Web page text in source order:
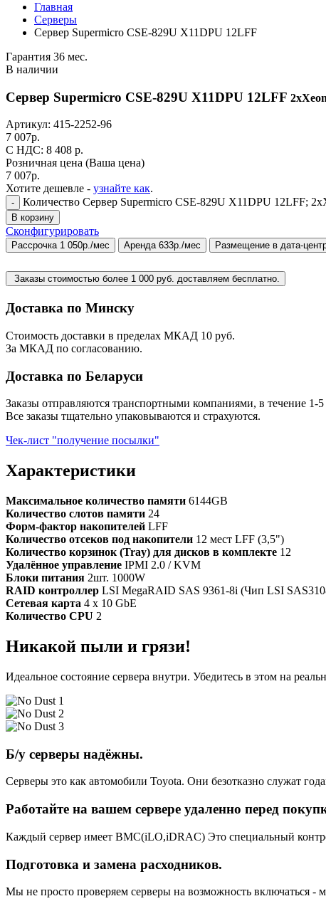
Главная
Серверы
Сервер Supermicro CSE-829U X11DPU 12LFF
Гарантия 36 мес.
В наличии
Сервер Supermicro CSE-829U X11DPU 12LFF
Артикул: 415-2252-96
7 007р.
C НДС: 8 408 р.
Розничная цена (Ваша цена)
7 007р.
Хотите дешевле - узнайте как.
- Количество Сервер Supermicro CSE-829U X11DPU 12LFF;
В корзину
Сконфигурировать
Рассрочка 1 050р./мес Аренда 633р./мес Размещение в дата-
Заказы стоимостью более 1 000 руб. доставляем бесплатно.
Доставка по Минску
Стоимость доставки в пределах МКАД 10 руб.
За МКАД по согласованию.
Доставка по Беларуси
Заказы отправляются транспортными компаниями, в течение 1-
Все заказы тщательно упаковываются и страхуются.
Чек-лист "получение посылки"
Характеристики
Максимальное количество памяти 6144GB
Количество слотов памяти 24
Форм-фактор накопителей LFF
Количество отсеков под накопители 12 мест LFF (3,5")
Количество корзинок (Tray) для дисков в комплекте 12
Удалённое управление IPMI 2.0 / KVM
Блоки питания 2шт. 1000W
RAID контроллер LSI MegaRAID SAS 9361-8i (Чип LSI
Сетевая карта 4 x 10 GbE
Количество CPU 2
Никакой пыли и грязи!
Идеальное состояние сервера внутри. Убедитесь в этом на
Б/у серверы надёжны.
Серверы это как автомобили Toyota. Они безотказно служат
Работайте на вашем сервере удаленно перед
Каждый сервер имеет BMC(iLO,iDRAC) Это специальный
Подготовка и замена расходников.
Мы не просто проверяем серверы на возможность включаться -